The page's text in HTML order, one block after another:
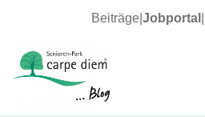
Beiträge Jobportal